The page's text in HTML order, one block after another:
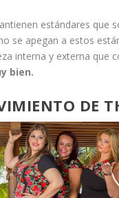
estándares que
se apegan a estos
interna y externa que
bien.
DE